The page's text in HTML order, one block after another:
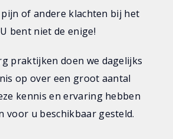
of andere klachten bij het
bent niet de enige!
praktijken doen we dagelijks
op over een groot aantal
kennis en ervaring hebben
voor u beschikbaar gesteld.